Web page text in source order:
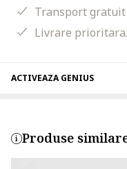
Transport gratuit
Livrare prioritara.
ACTIVEAZA GENIUS
Produse